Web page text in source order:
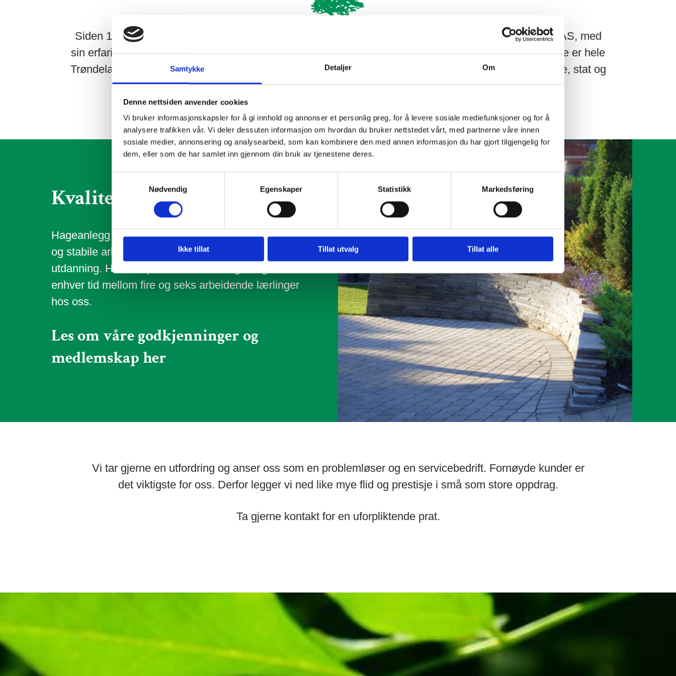
Samtykke Detaljer Om
Denne nettsiden anvender cookies
Vi bruker informasjonskapsler for å gi innhold og annonser et personlig preg, for å levere sosiale mediefunksjoner og for å
analysere trafikken vår. Vi deler dessuten informasjon om hvordan du bruker nettstedet vårt, med partnerne våre innen
sosiale medier, annonsering og analysearbeid, som kan kombinere den med annen informasjon du har gjort tilgjengelig for
dem, eller som de har samlet inn gjennom din bruk av tjenestene deres.
Nødvendig
Egenskaper Statistikk Markedsføring
Ikke tillat Tillat utvalg Tillat alle
Siden 1964 har vi laget utemiljø på små og store arealer. Etter over 50 år i bransjen har Hageanlegg AS, med
sin erfaring og kompetanse, vokst til å bli en ledende aktør og et begrep i regionen. Vårt arbeidsområde er hele
Trøndelag. Våre oppdragsgivere er alt fra private og lokale utbyggere til større entreprenører, kommune, stat og
industri.
Kvalitet
Hageanlegg AS kan vise til bred kompetente, allsidige
og stabile arbeidstakere med lang arbeidserfaring og
utdanning. Hvert år prioriterer vi lærlinger, og har til
enhver tid mellom fire og seks arbeidende lærlinger
hos oss.
Les om våre godkjenninger og
medlemskap her
Vi tar gjerne en utfordring og anser oss som en problemløser og en servicebedrift. Fornøyde kunder er
det viktigste for oss. Derfor legger vi ned like mye flid og prestisje i små som store oppdrag.
Ta gjerne kontakt for en uforpliktende prat.